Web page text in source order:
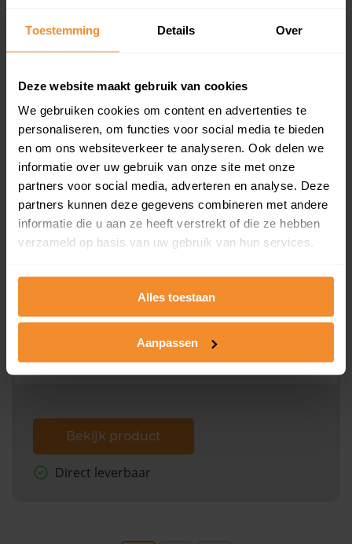
Toestemming Details Over
Deze website maakt gebruik van cookies
We gebruiken cookies om content en advertenties te
personaliseren, om functies voor social media te bieden
en om ons websiteverkeer te analyseren. Ook delen we
informatie over uw gebruik van onze site met onze
partners voor social media, adverteren en analyse. Deze
partners kunnen deze gegevens combineren met andere
informatie die u aan ze heeft verstrekt of die ze hebben
verzameld op basis van uw gebruik van hun services.
Alles toestaan
Aanpassen
en koopdatum) binnen een postcodegebied. Dit
koopsommen.
Bekijk product
Direct leverbaar
Kadastrale kaart pakket
Alleen globale ligging perceel
omliggende percelen met de kadastrale erfgrenzen,
Bekijk product
Direct leverbaar